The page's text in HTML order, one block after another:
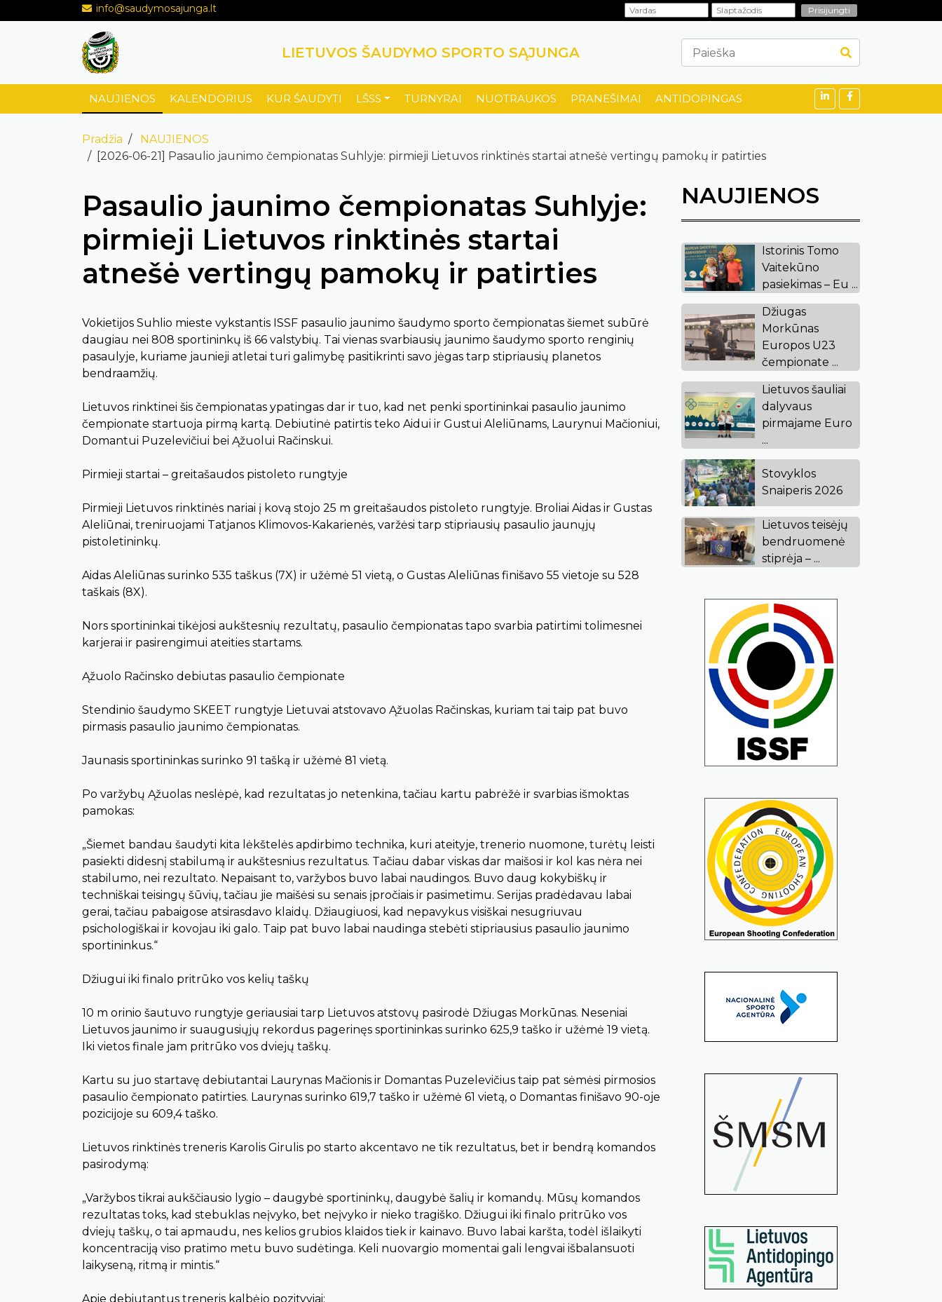
info@saudymosajunga.lt
LIETUVOS ŠAUDYMO SPORTO SĄJUNGA
NAUJIENOS KALENDORIUS KUR ŠAUDYTI LŠSS TURNYRAI NUOTRAUKOS PRANEŠIMAI ANTIDOPINGAS
Pradžia
NAUJIENOS
[2026-06-21] Pasaulio jaunimo čempionatas Suhlyje: pirmieji Lietuvos rinktinės startai atnešė vertingų pamokų ir patirties
Pasaulio jaunimo čempionatas Suhlyje:
pirmieji Lietuvos rinktinės startai
atnešė vertingų pamokų ir patirties
Vokietijos Suhlio mieste vykstantis ISSF pasaulio jaunimo šaudymo sporto čempionatas šiemet subūrė
daugiau nei 808 sportininkų iš 66 valstybių. Tai vienas svarbiausių jaunimo šaudymo sporto renginių
pasaulyje, kuriame jaunieji atletai turi galimybę pasitikrinti savo jėgas tarp stipriausių planetos
bendraamžių.
Lietuvos rinktinei šis čempionatas ypatingas dar ir tuo, kad net penki sportininkai pasaulio jaunimo
čempionate startuoja pirmą kartą. Debiutinė patirtis teko Aidui ir Gustui Aleliūnams, Laurynui Mačioniui,
Domantui Puzelevičiui bei Ąžuolui Račinskui.
Pirmieji startai – greitašaudos pistoleto rungtyje
Pirmieji Lietuvos rinktinės nariai į kovą stojo 25 m greitašaudos pistoleto rungtyje. Broliai Aidas ir Gustas
Aleliūnai, treniruojami Tatjanos Klimovos-Kakarienės, varžėsi tarp stipriausių pasaulio jaunųjų
pistoletininkų.
Aidas Aleliūnas surinko 535 taškus (7X) ir užėmė 51 vietą, o Gustas Aleliūnas finišavo 55 vietoje su 528
taškais (8X).
Nors sportininkai tikėjosi aukštesnių rezultatų, pasaulio čempionatas tapo svarbia patirtimi tolimesnei
karjerai ir pasirengimui ateities startams.
Ąžuolo Račinsko debiutas pasaulio čempionate
Stendinio šaudymo SKEET rungtyje Lietuvai atstovavo Ąžuolas Račinskas, kuriam tai taip pat buvo
pirmasis pasaulio jaunimo čempionatas.
Jaunasis sportininkas surinko 91 tašką ir užėmė 81 vietą.
Po varžybų Ąžuolas neslėpė, kad rezultatas jo netenkina, tačiau kartu pabrėžė ir svarbias išmoktas
pamokas:
„Šiemet bandau šaudyti kita lėkštelės apdirbimo technika, kuri ateityje, trenerio nuomone, turėtų leisti
pasiekti didesnį stabilumą ir aukštesnius rezultatus. Tačiau dabar viskas dar maišosi ir kol kas nėra nei
stabilumo, nei rezultato. Nepaisant to, varžybos buvo labai naudingos. Buvo daug kokybiškų ir
techniškai teisingų šūvių, tačiau jie maišėsi su senais įpročiais ir pasimetimu. Serijas pradėdavau labai
gerai, tačiau pabaigose atsirasdavo klaidų. Džiaugiuosi, kad nepavykus visiškai nesugriuvau
psichologiškai ir kovojau iki galo. Taip pat buvo labai naudinga stebėti stipriausius pasaulio jaunimo
sportininkus.“
Džiugui iki finalo pritrūko vos kelių taškų
10 m orinio šautuvo rungtyje geriausiai tarp Lietuvos atstovų pasirodė Džiugas Morkūnas. Neseniai
Lietuvos jaunimo ir suaugusiųjų rekordus pagerinęs sportininkas surinko 625,9 taško ir užėmė 19 vietą.
Iki vietos finale jam pritrūko vos dviejų taškų.
Kartu su juo startavę debiutantai Laurynas Mačionis ir Domantas Puzelevičius taip pat sėmėsi pirmosios
pasaulio čempionato patirties. Laurynas surinko 619,7 taško ir užėmė 61 vietą, o Domantas finišavo 90-oje
pozicijoje su 609,4 taško.
Lietuvos rinktinės treneris Karolis Girulis po starto akcentavo ne tik rezultatus, bet ir bendrą komandos
pasirodymą:
„Varžybos tikrai aukščiausio lygio – daugybė sportininkų, daugybė šalių ir komandų. Mūsų komandos
rezultatas toks, kad stebuklas neįvyko, bet neįvyko ir nieko tragiško. Džiugui iki finalo pritrūko vos
dviejų taškų, o tai apmaudu, nes kelios grubios klaidos tiek ir kainavo. Buvo labai karšta, todėl išlaikyti
koncentraciją viso pratimo metu buvo sudėtinga. Keli nuovargio momentai gali lengvai išbalansuoti
laikyseną, ritmą ir mintis.“
Apie debiutantus treneris kalbėjo pozityviai:
NAUJIENOS
Istorinis Tomo
Vaitekūno
pasiekimas – Eu ...
Džiugas
Morkūnas
Europos U23
čempionate ...
Lietuvos šauliai
dalyvaus
pirmajame Euro
...
Stovyklos
Snaiperis 2026
Lietuvos teisėjų
bendruomenė
stiprėja – ...